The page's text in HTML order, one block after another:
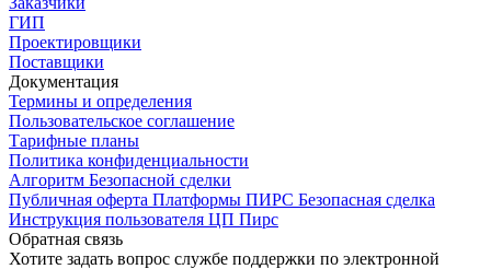
ГИП
Проектировщики
Поставщики
Документация
Термины и определения
Пользовательское соглашение
Тарифные планы
Политика конфиденциальности
Алгоритм Безопасной сделки
Публичная оферта Платформы ПИРС Безопасная сделка
Инструкция пользователя ЦП Пирс
Обратная связь
Хотите задать вопрос службе поддержки по электронной